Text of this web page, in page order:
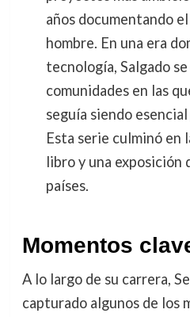
años documentando
hombre. En una era
tecnología, Salgado
comunidades en las
seguía siendo
Esta serie culminó en
libro y una exposición
países.
Momentos
A lo largo de su carrera,
capturado algunos de los